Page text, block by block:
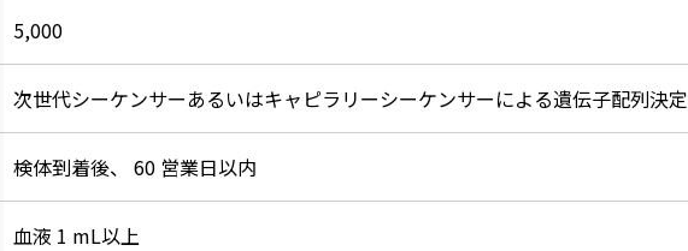
5,000
次世代シーケンサーあるいはキャピラリーシーケンサーによる遺伝子配列決定
検体到着後、 60 営業日以内
血液 1 mL以上